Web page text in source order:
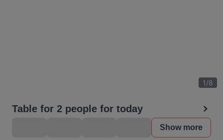
1/8
Table for 2 people for today
Show more